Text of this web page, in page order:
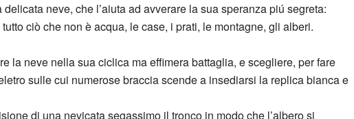
delicata neve, che l’aiuta ad avverare la sua speranza piú segreta:
ciò che non è acqua, le case, i prati, le montagne, gli alberi.
la neve nella sua ciclica ma effimera battaglia, e scegliere, per fare
sulle cui numerose braccia scende a insediarsi la replica bianca e
di una nevicata segassimo il tronco in modo che l’albero si